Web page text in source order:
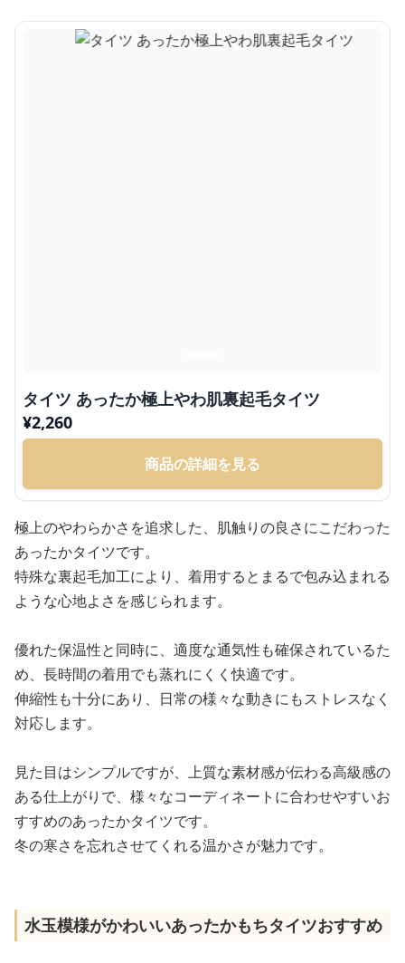
タイツ あったか極上やわ肌裏起毛タイツ
¥2,260
商品の詳細を見る
極上のやわらかさを追求した、肌触りの良さにこだわった
あったかタイツです。
特殊な裏起毛加工により、着用するとまるで包み込まれる
ような心地よさを感じられます。
優れた保温性と同時に、適度な通気性も確保されているた
め、長時間の着用でも蒸れにくく快適です。
伸縮性も十分にあり、日常の様々な動きにもストレスなく
対応します。
見た目はシンプルですが、上質な素材感が伝わる高級感の
ある仕上がりで、様々なコーディネートに合わせやすいお
すすめのあったかタイツです。
冬の寒さを忘れさせてくれる温かさが魅力です。
水玉模様がかわいいあったかもちタイツおすすめ